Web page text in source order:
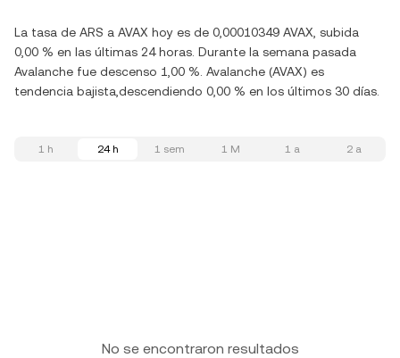
La tasa de ARS a AVAX hoy es de 0,00010349 AVAX, subida
0,00 % en las últimas 24 horas. Durante la semana pasada
Avalanche fue descenso 1,00 %. Avalanche (AVAX) es
tendencia bajista,descendiendo 0,00 % en los últimos 30 días.
1 h 24 h 1 sem 1 M 1 a 2 a
No se encontraron resultados